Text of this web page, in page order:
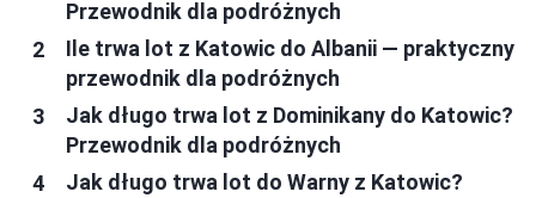
Przewodnik dla podróżnych
Ile trwa lot z Katowic do Albanii — praktyczny
przewodnik dla podróżnych
Jak długo trwa lot z Dominikany do Katowic?
Przewodnik dla podróżnych
Jak długo trwa lot do Warny z Katowic?